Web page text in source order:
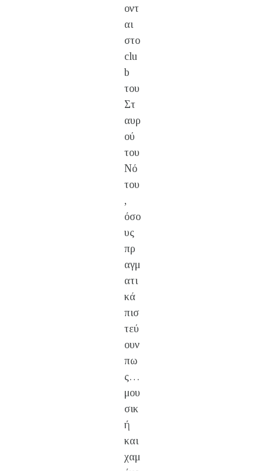
οντ
αι
στο
clu
b
του
Στ
αυρ
ού
του
Νό
του
,
όσο
υς
πρ
αγμ
ατι
κά
πισ
τεύ
ουν
πω
ς…
μου
σικ
ή
και
χαμ